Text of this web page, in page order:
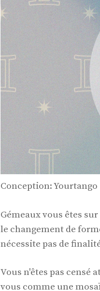
Conception: Yourtango
Gémeaux vous êtes
le changement de
nécessite pas de
Vous n'êtes pas
vous comme une